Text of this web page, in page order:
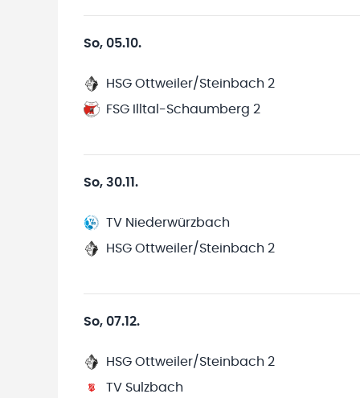
So, 05.10.
HSG Ottweiler/Steinbach 2
FSG Illtal-Schaumberg 2
So, 30.11.
TV Niederwürzbach
HSG Ottweiler/Steinbach 2
So, 07.12.
HSG Ottweiler/Steinbach 2
TV Sulzbach